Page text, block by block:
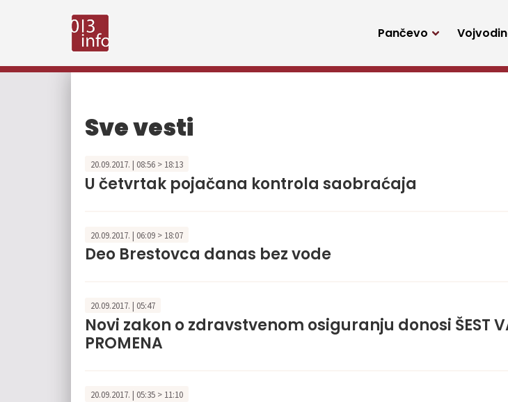
Pančevo
Sve vesti
20.09.2017. | 08:56 > 18:13
U četvrtak pojačana kontrola saobraćaja
20.09.2017. | 06:09 > 18:07
Deo Brestovca danas bez vode
20.09.2017. | 05:47
Novi zakon o zdravstvenom osiguranju donosi ŠEST
PROMENA
20.09.2017. | 05:35 > 11:10